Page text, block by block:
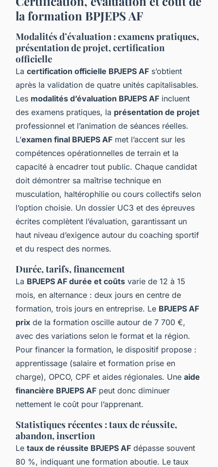
la formation BPJEPS AF
Modalités d’évaluation : examens pratiques,
présentation de projet, certification
officielle
La certification officielle BPJEPS AF s’obtient
après la validation de quatre unités capitalisables.
Les modalités d’évaluation BPJEPS AF incluent
des examens pratiques, la présentation de projet
professionnel et l’animation de séances réelles.
L’examen final BPJEPS AF met l’accent sur les
compétences opérationnelles de terrain et la
capacité à encadrer tout public. Chaque candidat
doit démontrer sa maîtrise technique en
musculation, haltérophilie ou cours collectifs selon
l’option choisie. Un dossier UC3 et des épreuves
écrites complètent l’évaluation, garantissant un
haut niveau d’exigence autour du coaching sportif
et du respect des normes.
Durée, tarifs, financement
La BPJEPS AF durée et coûts varie de 12 à 15
mois, en alternance : deux jours en centre de
formation, trois jours en entreprise. Le BPJEPS AF
prix de la formation oscille autour de 7 700 €,
avec des variations selon le format et la région.
Pour financer la formation, le dispositif propose :
apprentissage (salaire et formation prise en
charge), OPCO, CPF et aides régionales. Une aide
financière BPJEPS AF peut donc diminuer
nettement le coût pour l’apprenant.
Statistiques récentes : taux de réussite,
abandon, insertion
Le taux de réussite BPJEPS AF dépasse souvent
80 %, indiquant une formation aboutie. Le taux